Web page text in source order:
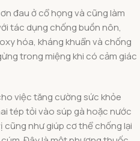
đau ở cổ họng và cũng làm
tác dụng chống buồn nôn,
hóa, kháng khuẩn và chống
trong miệng khi có cảm giác
việc tăng cường sức khỏe
tép tỏi vào súp gà hoặc nước
như giúp cơ thể chống lại